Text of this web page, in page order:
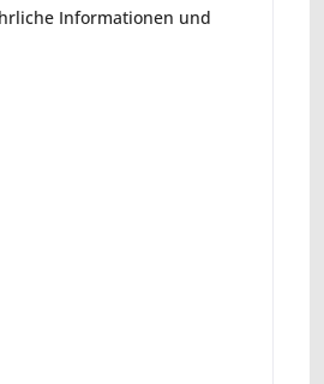
Informationen und